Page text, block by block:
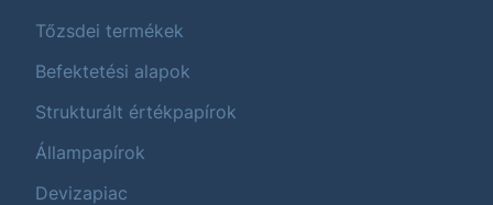
Tőzsdei termékek
Befektetési alapok
Strukturált értékpapírok
Állampapírok
Devizapiac